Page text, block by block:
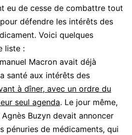
eu de cesse de combattre tout
défendre les intérêts des
Voici quelques
liste :
Macron avait déjà
santé aux intérêts des
à dîner, avec un ordre du
seul agenda. Le jour même,
Buzyn devait annoncer
pénuries de médicaments, qui